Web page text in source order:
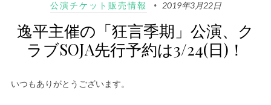
公演チケット販売情報 2019年3月22日
逸平主催の「狂言季期」公演、ク
ラブSOJA先行予約は3/24(日)！
いつもありがとうございます。